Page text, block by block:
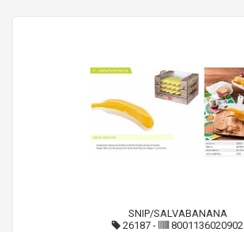
SNIP/SALVABANANA
26187 - 8001136020902